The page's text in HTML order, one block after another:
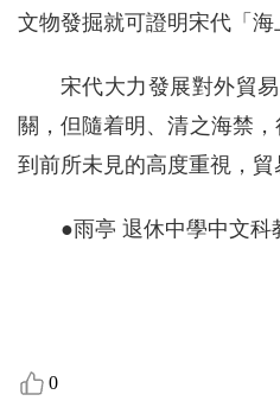
文物發掘就可證明宋代「
宋代大力發展對外貿
關，但隨着明、清之海禁
到前所未見的高度重視，貿
●雨亭 退休中學中文科
0